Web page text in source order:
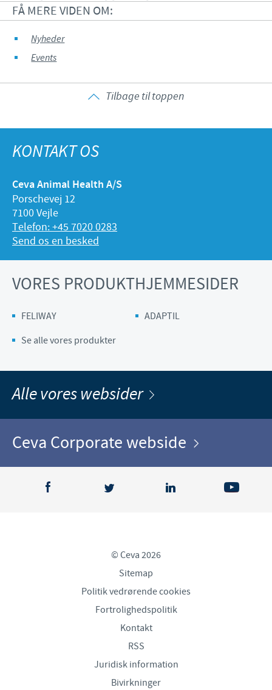
FÅ MERE VIDEN OM:
Nyheder
Events
Tilbage til toppen
KONTAKT OS
Ceva Animal Health A/S
Porschevej 12
7100 Vejle
Telefon: +45 7020 0283
Send os en besked
VORES PRODUKTHJEMMESIDER
FELIWAY
ADAPTIL
Se alle vores produkter
Alle vores websider
Ceva Corporate webside
© Ceva 2026
Sitemap
Politik vedrørende cookies
Fortrolighedspolitik
Kontakt
RSS
Juridisk information
Bivirkninger